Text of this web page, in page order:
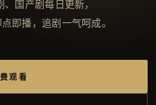
国产剧每日更新，
即播，追剧一气呵成。
观看